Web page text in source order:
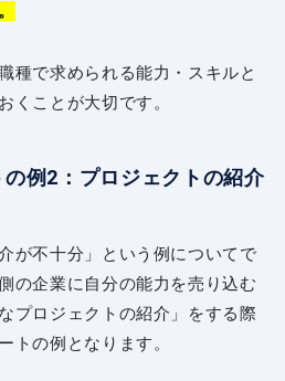
種で求められる能力・スキルと
くことが大切です。
例2：プロジェクトの紹介
が不十分」という例についてで
の企業に自分の能力を売り込む
プロジェクトの紹介」をする際
トの例となります。